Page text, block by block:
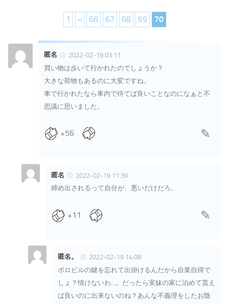
1 « 66 67 68 69 70
匿名
2022-02-19 03:11
買い物は歩いて行かれたのでしょうか？
大きな荷物もあるのに大変ですね。
車で行かれたなら車内で待てば良いことなのになぁと不
思議に思いました。
+56
匿名
2022-02-19 11:39
締め出されるって自分が、悪いだけだろ。
+11
匿名。
2022-02-19 14:08
ボロビルの鍵を忘れて出掛けるんだから自業自得で
しょ？情けないわ…。だったら実妹の家に泊めて貰え
ば良いのに出来ないのね？あんな不義理をしたお陰